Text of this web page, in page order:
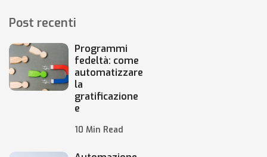
Post recenti
Programmi
fedeltà: come
automatizzare
la
gratificazione
e
10 Min Read